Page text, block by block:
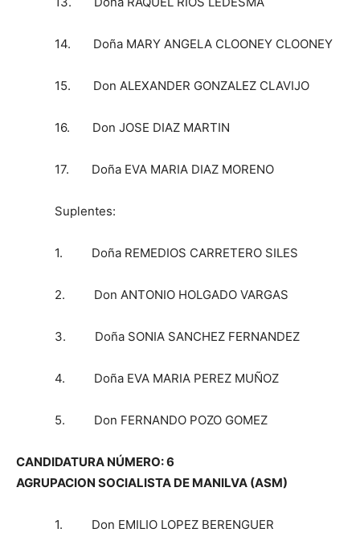
14. Doña MARY ANGELA CLOONEY CLOONEY
15. Don ALEXANDER GONZALEZ CLAVIJO
16. Don JOSE DIAZ MARTIN
17. Doña EVA MARIA DIAZ MORENO
Suplentes:
1. Doña REMEDIOS CARRETERO SILES
2. Don ANTONIO HOLGADO VARGAS
3. Doña SONIA SANCHEZ FERNANDEZ
4. Doña EVA MARIA PEREZ MUÑOZ
5. Don FERNANDO POZO GOMEZ
CANDIDATURA NÚMERO: 6
AGRUPACION SOCIALISTA DE MANILVA (ASM)
1. Don EMILIO LOPEZ BERENGUER